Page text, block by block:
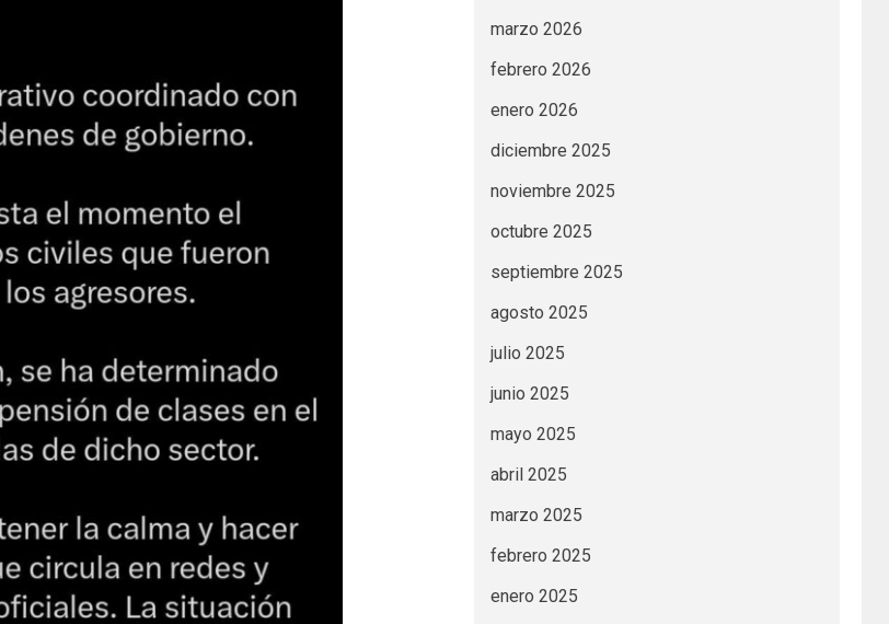
marzo 2026
febrero 2026
enero 2026
diciembre 2025
noviembre 2025
octubre 2025
septiembre 2025
agosto 2025
julio 2025
junio 2025
mayo 2025
abril 2025
marzo 2025
febrero 2025
enero 2025